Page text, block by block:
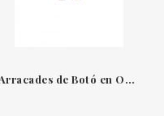
Arracades de Botó en Or de 18 Quilats amb Diamants Fope